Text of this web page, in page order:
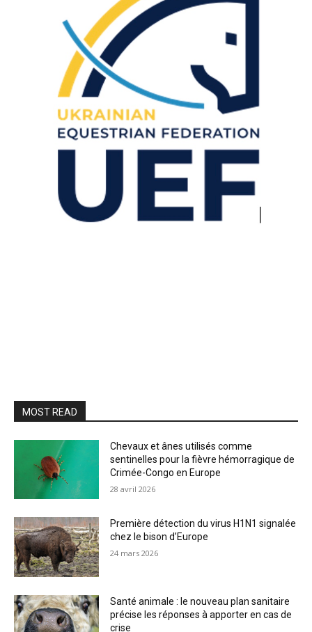
MOST READ
Chevaux et ânes utilisés comme
sentinelles pour la fièvre hémorragique de
Crimée-Congo en Europe
28 avril 2026
Première détection du virus H1N1 signalée
chez le bison d’Europe
24 mars 2026
Santé animale : le nouveau plan sanitaire
précise les réponses à apporter en cas de
crise